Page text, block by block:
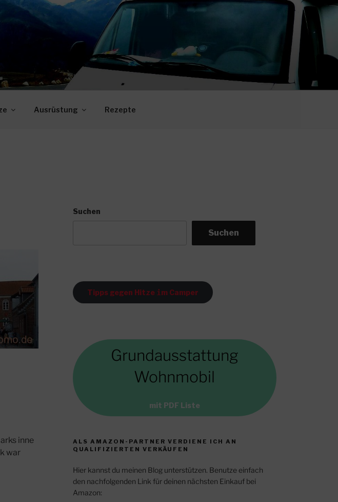
Ausrüstung Rezepte
inne
war
Suchen
Suchen
Tipps gegen Hitze im Camper
Grundausstattung
Wohnmobil
mit PDF Liste
ALS AMAZON-PARTNER VERDIENE ICH AN
QUALIFIZIERTEN VERKÄUFEN
Hier kannst du meinen Blog unterstützen. Benutze einfach
den nachfolgenden Link für deinen nächsten Einkauf bei
Amazon: